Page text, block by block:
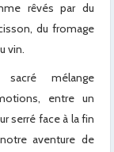
rêvés par du
du fromage
vin.
sacré mélange
entre un
serré face à la fin
aventure de